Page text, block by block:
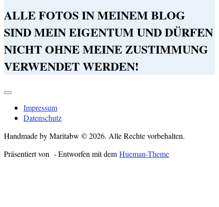
ALLE FOTOS IN MEINEM BLOG
SIND MEIN EIGENTUM UND DÜRFEN
NICHT OHNE MEINE ZUSTIMMUNG
VERWENDET WERDEN!
Impressum
Datenschutz
Handmade by Maritabw © 2026. Alle Rechte vorbehalten.
Präsentiert von - Entworfen mit dem Hueman-Theme